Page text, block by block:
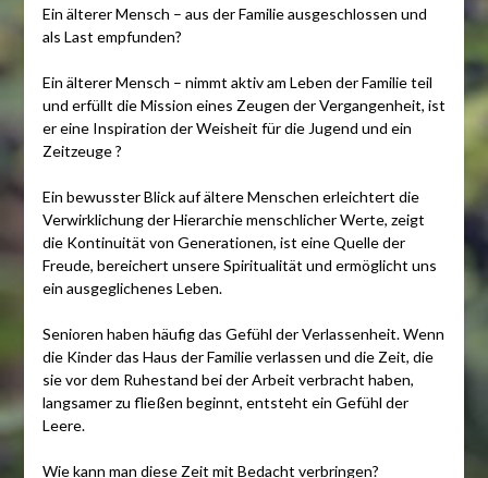
Ein älterer Mensch – aus der Familie ausgeschlossen und
als Last empfunden?
Ein älterer Mensch – nimmt aktiv am Leben der Familie teil
und erfüllt die Mission eines Zeugen der Vergangenheit, ist
er eine Inspiration der Weisheit für die Jugend und ein
Zeitzeuge ?
Ein bewusster Blick auf ältere Menschen erleichtert die
Verwirklichung der Hierarchie menschlicher Werte, zeigt
die Kontinuität von Generationen, ist eine Quelle der
Freude, bereichert unsere Spiritualität und ermöglicht uns
ein ausgeglichenes Leben.
Senioren haben häufig das Gefühl der Verlassenheit. Wenn
die Kinder das Haus der Familie verlassen und die Zeit, die
sie vor dem Ruhestand bei der Arbeit verbracht haben,
langsamer zu fließen beginnt, entsteht ein Gefühl der
Leere.
Wie kann man diese Zeit mit Bedacht verbringen?